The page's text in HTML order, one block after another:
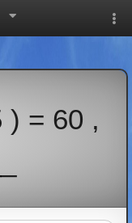
) = 60 ,